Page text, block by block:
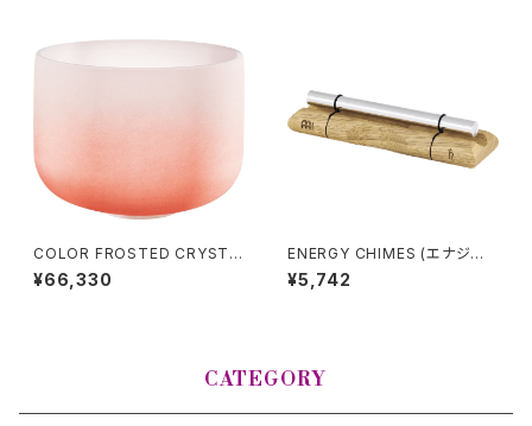
COLOR FROSTED CRYSTA
L SINGING BOWLS (クリスタ
ル・シンギングボウル) Sacral C
¥66,330
ENERGY CHIMES (エナジー
チャイム) SATURN (土星)
¥5,742
CATEGORY